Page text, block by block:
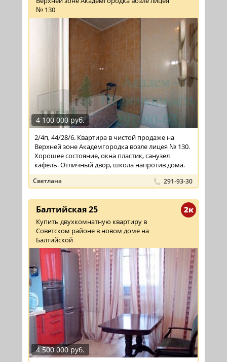
№ 130
4 100 000 руб.
2/4п, 44/28/6. Квартира в чистой продаже на
Верхней зоне Академгородка возле лицея № 130.
Хорошее состояние, окна пластик, санузел
кафель. Отличный двор, школа напротив дома.
Светлана 291-93-30
2к
Балтийская 25
Купить двухкомнатную квартиру в
Советском районе в новом доме на
Балтийской
4 500 000 руб.